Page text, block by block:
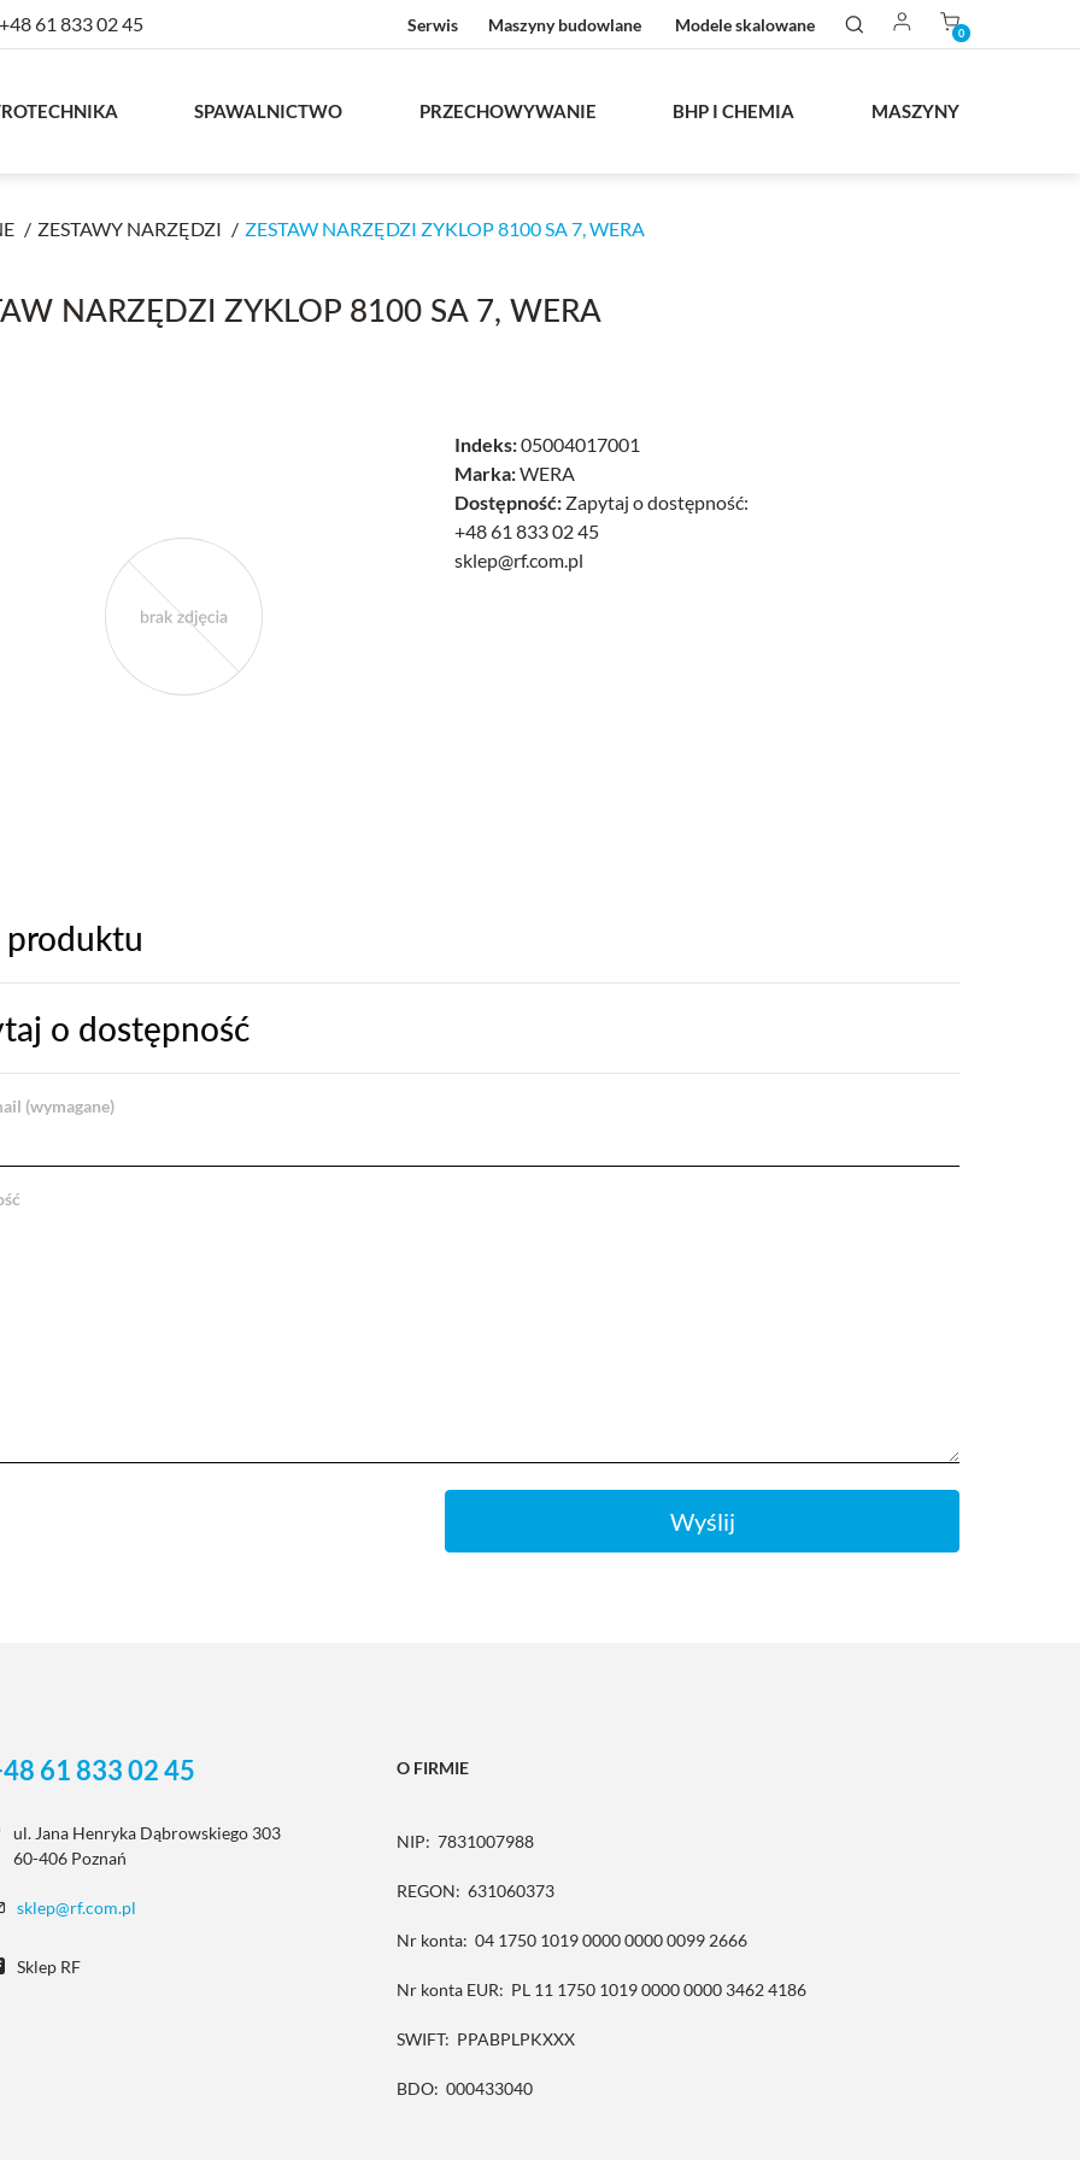
+48 61 833 02 45 Serwis Maszyny budowlane Modele skalowane 0
SPAWALNICTWO PRZECHOWYWANIE BHP I CHEMIA MASZYNY
ZESTAWY NARZĘDZI ZESTAW NARZĘDZI ZYKLOP 8100 SA 7, WERA
NARZĘDZI ZYKLOP 8100 SA 7, WERA
Indeks:05004017001
Marka:WERA
Dostępność: Zapytaj o dostępność:
+48 61 833 02 45
sklep@rf.com.pl
produktu
o dostępność
(wymagane)
Wyślij
61 833 02 45
ul. Jana Henryka Dąbrowskiego 303
60-406 Poznań
sklep@rf.com.pl
Sklep RF
O FIRMIE
NIP: 7831007988
REGON: 631060373
Nr konta: 04 1750 1019 0000 0000 0099 2666
Nr konta EUR: PL 11 1750 1019 0000 0000 3462 4186
SWIFT: PPABPLPKXXX
BDO: 000433040